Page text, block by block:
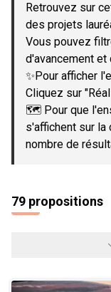
−
Retrouvez sur
des projets
Vous pouvez
d'avancement et
✨Pour afficher
Cliquez sur
🗺️ Pour que
s'affichent sur la
nombre de
79 propositions